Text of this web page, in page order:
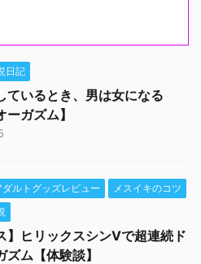
日記
ているとき、男は女になる
ーガズム】
ダルトグッズレビュー
メスイキのコツ
】ヒリックスシンVで超連続ド
ズム【体験談】